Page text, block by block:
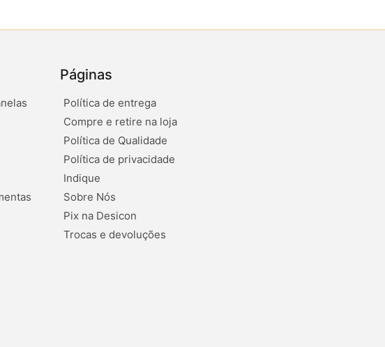
Páginas
Política de entrega
Compre e retire na loja
Política de Qualidade
Política de privacidade
Indique
Sobre Nós
Pix na Desicon
Trocas e devoluções